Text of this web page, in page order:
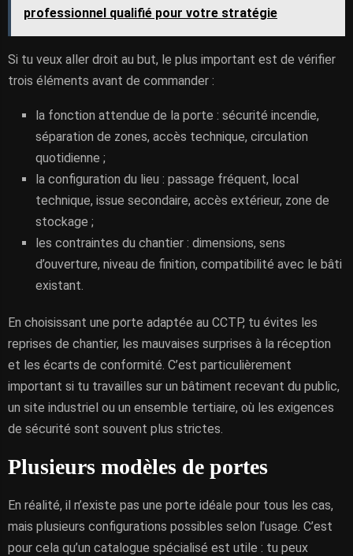
professionnel qualifié pour votre stratégie
Si tu veux aller droit au but, le plus important est de vérifier
trois éléments avant de commander :
la fonction attendue de la porte : sécurité incendie,
séparation de zones, accès technique, circulation
quotidienne ;
la configuration du lieu : passage fréquent, local
technique, issue secondaire, accès extérieur, zone de
stockage ;
les contraintes du chantier : dimensions, sens
d’ouverture, niveau de finition, compatibilité avec le bâti
existant.
En choisissant une porte adaptée au CCTP, tu évites les
reprises de chantier, les mauvaises surprises à la réception
et les écarts de conformité. C’est particulièrement
important si tu travailles sur un bâtiment recevant du public,
un site industriel ou un ensemble tertiaire, où les exigences
de sécurité sont souvent plus strictes.
Plusieurs modèles de portes
En réalité, il n’existe pas une porte idéale pour tous les cas,
mais plusieurs configurations possibles selon l’usage. C’est
pour cela qu’un catalogue spécialisé est utile : tu peux